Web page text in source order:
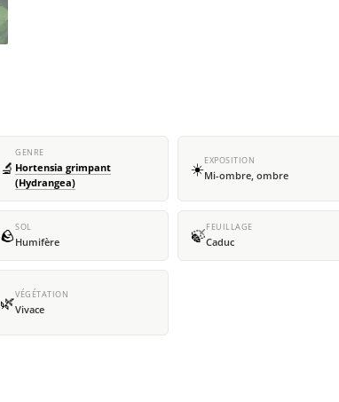
🔬
GENRE
Hortensia grimpant
(Hydrangea)
☀️EXPOSITION
Mi-ombre, ombre
🪨SOL
Humifère 🍃FEUILLAGE
Caduc
🌿VÉGÉTATION
Vivace